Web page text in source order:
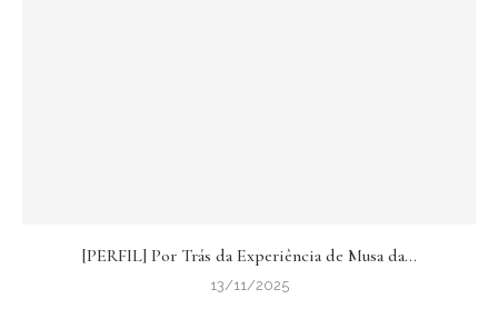
[PERFIL] Por Trás da Experiência de Musa da...
13/11/2025